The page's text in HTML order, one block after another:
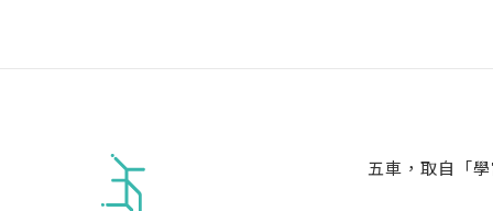
──
明
五車，取自「